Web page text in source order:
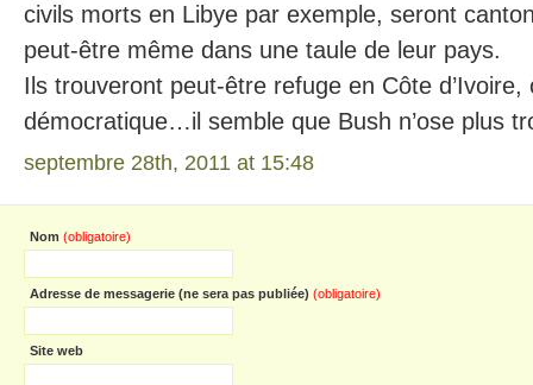
civils morts en Libye par exemple, seront
peut-être même dans une taule de leur pays.
Ils trouveront peut-être refuge en Côte
démocratique…il semble que Bush n’ose plus
septembre 28th, 2011 at 15:48
Nom (obligatoire)
Adresse de messagerie (ne sera pas publiée) (obligatoire)
Site web